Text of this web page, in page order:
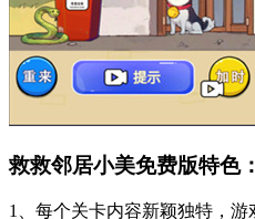
救救邻居小美免费版特色：
1、每个关卡内容新颖独特，